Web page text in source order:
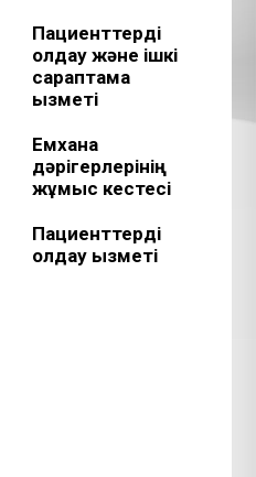
Пациенттерді
қолдау және ішкі
сараптама
қызметі
Емхана
дәрігерлерінің
жұмыс кестесі
Пациенттерді
қолдау қызметі